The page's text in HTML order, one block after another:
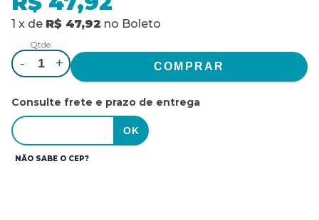
1 x de R$ 47,92 no Boleto
Qtde.
- +
Consulte frete e prazo de entrega
NÃO SABE O CEP?